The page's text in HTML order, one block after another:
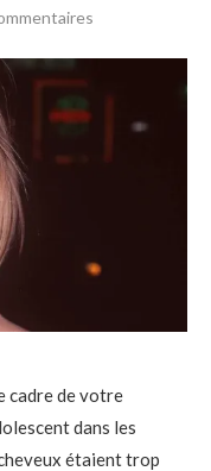
cadre de votre
dans les
étaient trop